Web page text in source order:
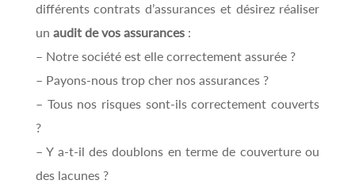
différents contrats d’assurances et désirez réaliser
un audit de vos assurances:
– Notre société est elle correctement assurée ?
– Payons-nous trop cher nos assurances ?
– Tous nos risques sont-ils correctement couverts
?
– Y a-t-il des doublons en terme de couverture ou
des lacunes ?